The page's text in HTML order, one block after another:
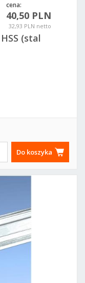
cena:
40,50 PLN
32,93 PLN netto
(stal
Do koszyka